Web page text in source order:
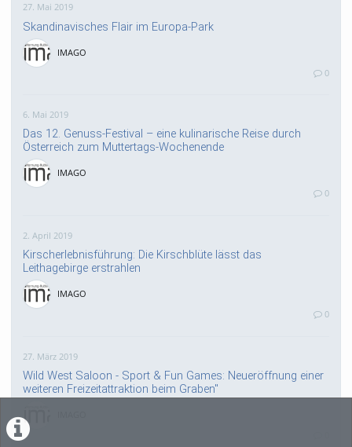
27. Mai 2019
Skandinavisches Flair im Europa-Park
IMAGO
0
6. Mai 2019
Das 12. Genuss-Festival – eine kulinarische Reise durch
Österreich zum Muttertags-Wochenende
IMAGO
0
2. April 2019
Kirscherlebnisführung: Die Kirschblüte lässt das
Leithagebirge erstrahlen
IMAGO
0
27. März 2019
Wild West Saloon - Sport & Fun Games: Neueröffnung einer
weiteren Freizeitattraktion beim Graben"